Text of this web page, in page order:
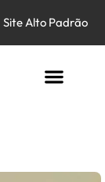
Site Alto Padrão